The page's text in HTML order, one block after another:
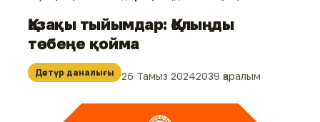
Қазақы тыйымдар: Қолыңды
төбеңе қойма
Дәстүр даналығы 26 Тамыз 20242039 қаралым